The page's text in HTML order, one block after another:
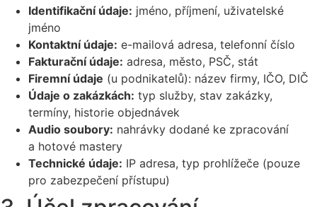
Identifikační údaje: jméno, příjmení, uživatelské
jméno
Kontaktní údaje: e-mailová adresa, telefonní číslo
Fakturační údaje: adresa, město, PSČ, stát
Firemní údaje (u podnikatelů): název firmy, IČO, DIČ
Údaje o zakázkách: typ služby, stav zakázky,
termíny, historie objednávek
Audio soubory: nahrávky dodané ke zpracování
a hotové mastery
Technické údaje: IP adresa, typ prohlížeče (pouze
pro zabezpečení přístupu)